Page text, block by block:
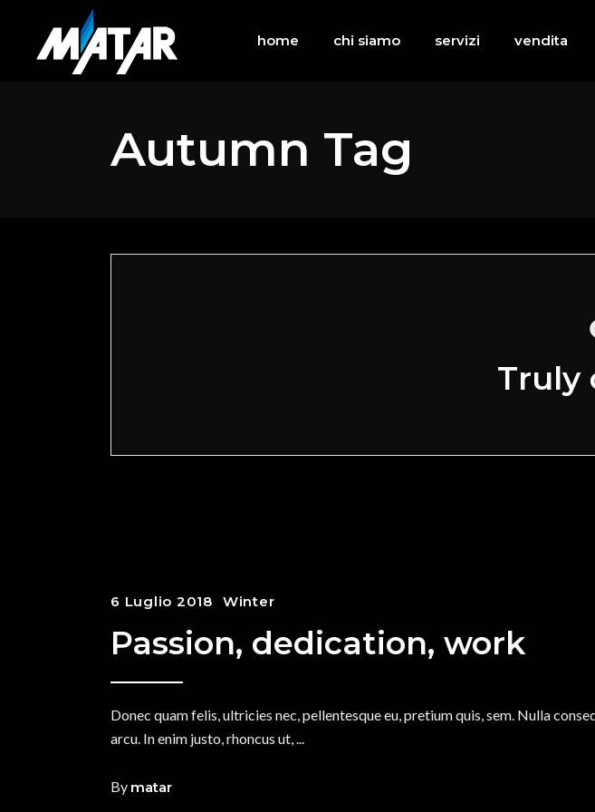
home chi siamo servizi vendita
Autumn Tag
Truly
6 Luglio 2018 Winter
Passion, dedication, work
Donec quam felis, ultricies nec, pellentesque eu, pretium quis, sem. Nulla
arcu. In enim justo, rhoncus ut,
By matar